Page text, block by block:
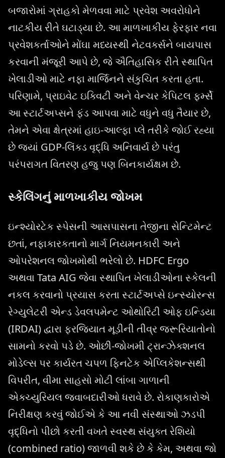
બજારોમાં ગ્રાહકો મેળવવા માટે પ્રવેશ અવરોધોને
નાટકીય રીતે ઘટાડ્યા છે. આ માળખાકીય ફેરફાર નવા
પ્રવેશકર્તાઓને મોંઘા મધ્યસ્થી નેટવર્ક્સને બાયપાસ
કરવાની મંજૂરી આપે છે, જે ઐતિહાસિક રીતે સ્થાપિત
ખેલાડીઓ માટે નફા માર્જિનને સંકુચિત કરતા હતા.
પરિણામે, પ્રાઇવેટ ઇક્વિટી અને વેન્ચર કેપિટલ ફર્મ્સે
આ સ્ટાર્ટઅપ્સને ફંડ આપવા માટે વધુને વધુ તૈયાર છે,
તેમને એવા ક્ષેત્રમાં હાઇ-આલ્ફા પ્લે તરીકે જોઈ રહ્યા
છે જ્યાં GDP-લિંક્ડ વૃદ્ધિ અનિવાર્ય છે પરંતુ
પરંપરાગત વિતરણ હજુ પણ બિનકાર્યક્ષમ છે.
સ્કેલિંગનું માળખાકીય જોખમ
ઇન્શ્યોરટેક સ્પેસની આસપાસના તેજીના સેન્ટિમેન્ટ
છતાં, નફાકારકતાનો માર્ગ નિયમનકારી અને
ઓપરેશનલ જોખમોથી ભરેલો છે. HDFC Ergo
અથવા Tata AIG જેવા સ્થાપિત ખેલાડીઓના સ્કેલની
નકલ કરવાનો પ્રયાસ કરતા સ્ટાર્ટઅપ્સે ઇન્સ્યોરન્સ
રેગ્યુલેટરી એન્ડ ડેવલપમેન્ટ ઓથોરિટી ઓફ ઇન્ડિયા
(IRDAI) દ્વારા ફરજિયાત મૂડીની તીવ્ર જરૂરિયાતોનો
સામનો કરવો પડે છે. ઓછી-જોખમી ટ્રાન્ઝેક્શનલ
મોડેલ્સ પર કાર્યરત ચપળ ફિનટેક એપ્લિકેશન્સથી
વિપરીત, વીમા સાહસો મોટી લાંબા ગાળાની
એક્ચ્યુરિયલ જવાબદારીઓ ધરાવે છે. રોકાણકારોએ
નિરીક્ષણ કરવું જોઈએ કે આ નવી સંસ્થાઓ ઝડપી
વૃદ્ધિનો પીછો કરતી વખતે સ્વસ્થ સંયુક્ત રેશિયો
(combined ratio) જાળવી શકે છે કે કેમ, અથવા જો